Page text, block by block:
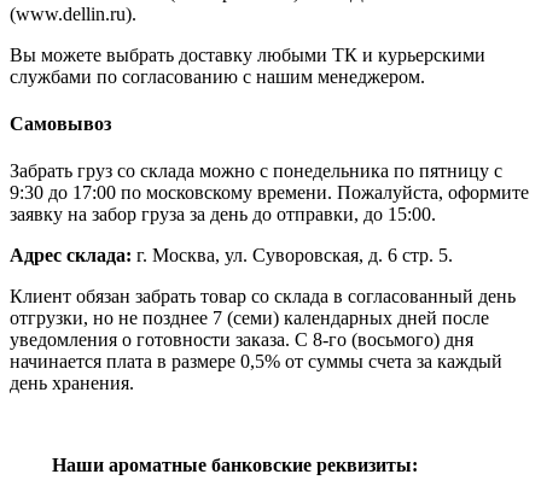
(www.dellin.ru).
Вы можете выбрать доставку любыми ТК и курьерскими
службами по согласованию с нашим менеджером.
Самовывоз
Забрать груз со склада можно с понедельника по пятницу с
9:30 до 17:00 по московскому времени. Пожалуйста, оформите
заявку на забор груза за день до отправки, до 15:00.
Адрес склада: г. Москва, ул. Суворовская, д. 6 стр. 5.
Клиент обязан забрать товар со склада в согласованный день
отгрузки, но не позднее 7 (семи) календарных дней после
уведомления о готовности заказа. С 8-го (восьмого) дня
начинается плата в размере 0,5% от суммы счета за каждый
день хранения.
Наши ароматные банковские реквизиты: